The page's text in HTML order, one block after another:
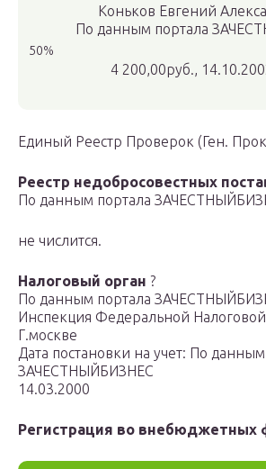
50%
Коньков Евгений
По данным портала
4 200,00руб.,
Единый Реестр Проверок (Ген.
Реестр недобросовестных
По данным портала
не числится.
Налоговый орган ?
По данным портала
Инспекция Федеральной
Г.москве
Дата постановки на учет: По
ЗАЧЕСТНЫЙБИЗНЕС
14.03.2000
Регистрация во внебюджетных